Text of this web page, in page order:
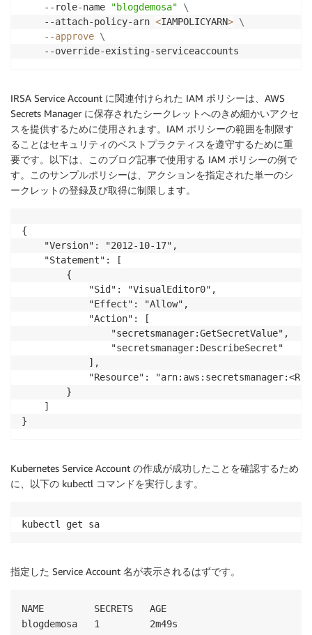
    --role-name
"blogdemosa"
\
    --attach-policy-arn
<IAMPOLICYARN> \
--approve \
    --override-existing-serviceaccounts
IRSA Service Account に関連付けられた IAM ポリシーは、AWS
Secrets Manager に保存されたシークレットへのきめ細かいアクセ
スを提供するために使用されます。IAM ポリシーの範囲を制限す
ることはセキュリティのベストプラクティスを遵守するために重
要です。以下は、このブログ記事で使用する IAM ポリシーの例で
す。このサンプルポリシーは、アクションを指定された単一のシ
ークレットの登録及び取得に制限します。
{
    "Version": "2012-10-17",
    "Statement": [
        {
            "Sid": "VisualEditor0",
            "Effect": "Allow",
            "Action": [
                "secretsmanager:GetSecretValue",
                "secretsmanager:DescribeSecret"
            ],
"Resource":
        }
    ]
}
Kubernetes Service Account の作成が成功したことを確認するため
に、以下の kubectl コマンドを実行します。
kubectl get sa
指定した Service Account 名が表示されるはずです。
NAME         SECRETS   AGE
blogdemosa   1         2m49s